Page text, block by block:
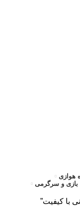
هوازی
بازی و سرگرمی
با کیفیت”